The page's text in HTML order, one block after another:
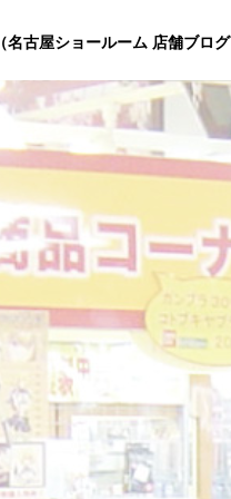
（名古屋ショールーム 店舗ブロ